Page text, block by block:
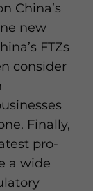
China’s
new
FTZs
consider
Finally,
pro-
a wide